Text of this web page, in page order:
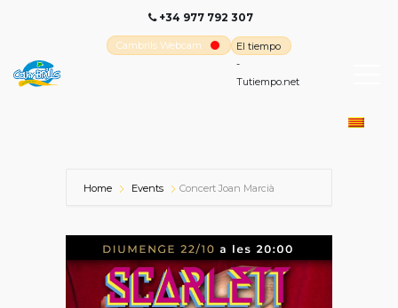
+34 977 792 307
Cambrils Webcam
El tiempo
-
Tutiempo.net
Home Events Concert Joan Marcià